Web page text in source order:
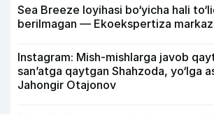
Sea Breeze loyihasi bo‘yicha hali
berilmagan — Ekoekspertiza
Instagram: Mish-mishlarga javob
san’atga qaytgan Shahzoda, yo‘lga
Jahongir Otajonov